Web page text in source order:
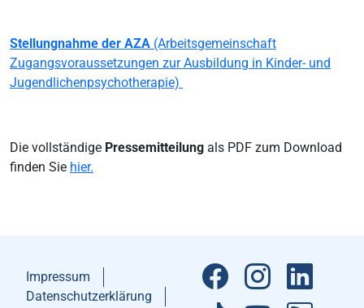
Stellungnahme der AZA (Arbeitsgemeinschaft
Zugangsvoraussetzungen zur Ausbildung in Kinder- und
Jugendlichenpsychotherapie)
Die vollständige Pressemitteilung als PDF zum Download
finden Sie hier.
Impressum
Datenschutzerklärung